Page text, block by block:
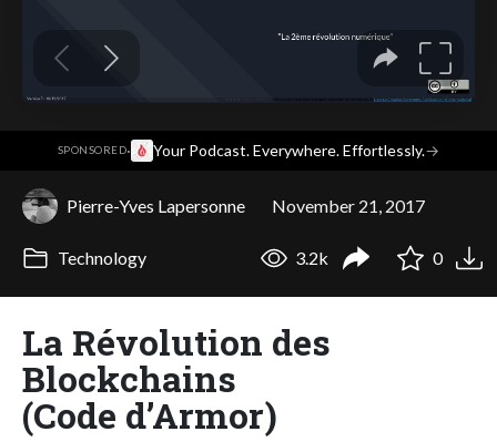
SPONSORED· Your Podcast. Everywhere. Effortlessly.→
Pierre-Yves Lapersonne November 21, 2017
Technology 3.2k 0
La Révolution des
Blockchains
(Code d’Armor)